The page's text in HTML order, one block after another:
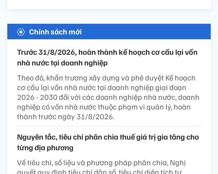
Chính sách mới
Trước 31/8/2026, hoàn thành kế hoạch cơ cấu lại vốn
nhà nước tại doanh nghiệp
Theo đó, khẩn trương xây dựng và phê duyệt Kế hoạch
cơ cấu lại vốn nhà nước tại doanh nghiệp giai đoạn
2026 - 2030 đối với các doanh nghiệp nhà nước, doanh
nghiệp có vốn nhà nước thuộc phạm vi quản lý, hoàn
thành trước ngày 31/8/2026.
Nguyên tắc, tiêu chí phân chia thuế giá trị gia tăng cho
từng địa phương
Về tiêu chí, số liệu và phương pháp phân chia, Nghị
quyết quy định tiêu chí dân số, tiêu chí diện tích tự